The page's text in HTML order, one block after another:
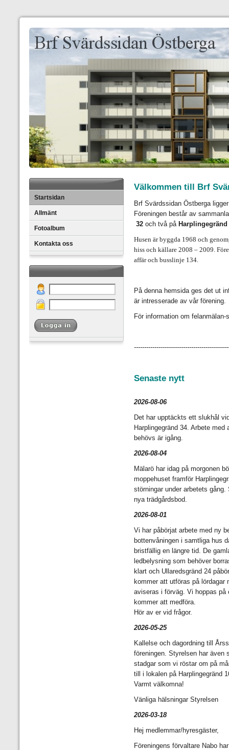
Startsidan
Allmänt
Fotoalbum
Kontakta oss
Välkommen till Brf
Brf Svärdssidan Östberga
Föreningen består av
32och två på
Husen är byggda 1968 och
hiss och källare 2008 – 2009.
affär och busslinje 134.
På denna hemsida ges det ut
är intresserade av vår förening.
För information om
Senaste nytt
2026-08-06
Det har upptäckts ett slukhål
Harplingegränd 34. Arbete
behövs är igång.
2026-08-04
Mälarö har idag på morgonen
moppehuset framför
störningar under arbetets
nya trädgårdsbod.
2026-08-01
Vi har påbörjat arbete med ny
bottenvåningen i samtliga hus
bristfällig en längre tid. De
ledbelysning som behöver
klart och Ullaredsgränd 24
kommer att utföras på
aviseras i förväg. Vi hoppas på
kommer att medföra.
Hör av er vid frågor.
2026-05-25
Kallelse och dagordning till
föreningen. Styrelsen har även
stadgar som vi röstar om på
till i lokalen på Harplingegränd
Varmt välkomna!
Vänliga hälsningar Styrelsen
2026-03-18
Hej medlemmar/hyresgäster,
Föreningens förvaltare Nabo